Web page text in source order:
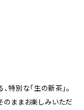
特別な「生の新茶」。
のままお楽しみいただ